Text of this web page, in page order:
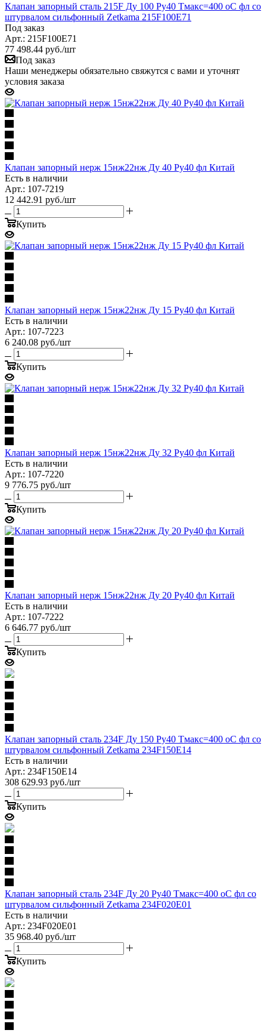
Клапан запорный сталь 215F Ду 100 Ру40 Тмакс=400 оС фл со
штурвалом сильфонный Zetkama 215F100E71
Под заказ
Арт.: 215F100E71
77 498.44 руб./шт
Под заказ
Наши менеджеры обязательно свяжутся с вами и уточнят
условия заказа
Клапан запорный нерж 15нж22нж Ду 40 Ру40 фл Китай
Есть в наличии
Арт.: 107-7219
12 442.91 руб./шт
Купить
Клапан запорный нерж 15нж22нж Ду 15 Ру40 фл Китай
Есть в наличии
Арт.: 107-7223
6 240.08 руб./шт
Купить
Клапан запорный нерж 15нж22нж Ду 32 Ру40 фл Китай
Есть в наличии
Арт.: 107-7220
9 776.75 руб./шт
Купить
Клапан запорный нерж 15нж22нж Ду 20 Ру40 фл Китай
Есть в наличии
Арт.: 107-7222
6 646.77 руб./шт
Купить
Клапан запорный сталь 234F Ду 150 Ру40 Тмакс=400 оС фл со
штурвалом сильфонный Zetkama 234F150E14
Есть в наличии
Арт.: 234F150E14
308 629.93 руб./шт
Купить
Клапан запорный сталь 234F Ду 20 Ру40 Тмакс=400 оС фл со
штурвалом сильфонный Zetkama 234F020E01
Есть в наличии
Арт.: 234F020E01
35 968.40 руб./шт
Купить